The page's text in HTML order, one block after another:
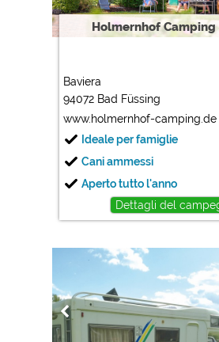
Holmernhof Camping
Baviera
94072 Bad Füssing
www.holmernhof-camping.de
Ideale per famiglie
Cani ammessi
Aperto tutto l'anno
Dettagli del